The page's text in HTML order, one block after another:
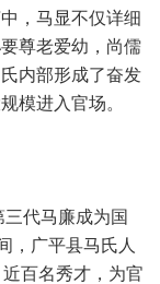
，马显不仅详细
尊老爱幼，尚儒
内部形成了奋发
模进入官场。
代马廉成为国
，广平县马氏人
百名秀才，为官